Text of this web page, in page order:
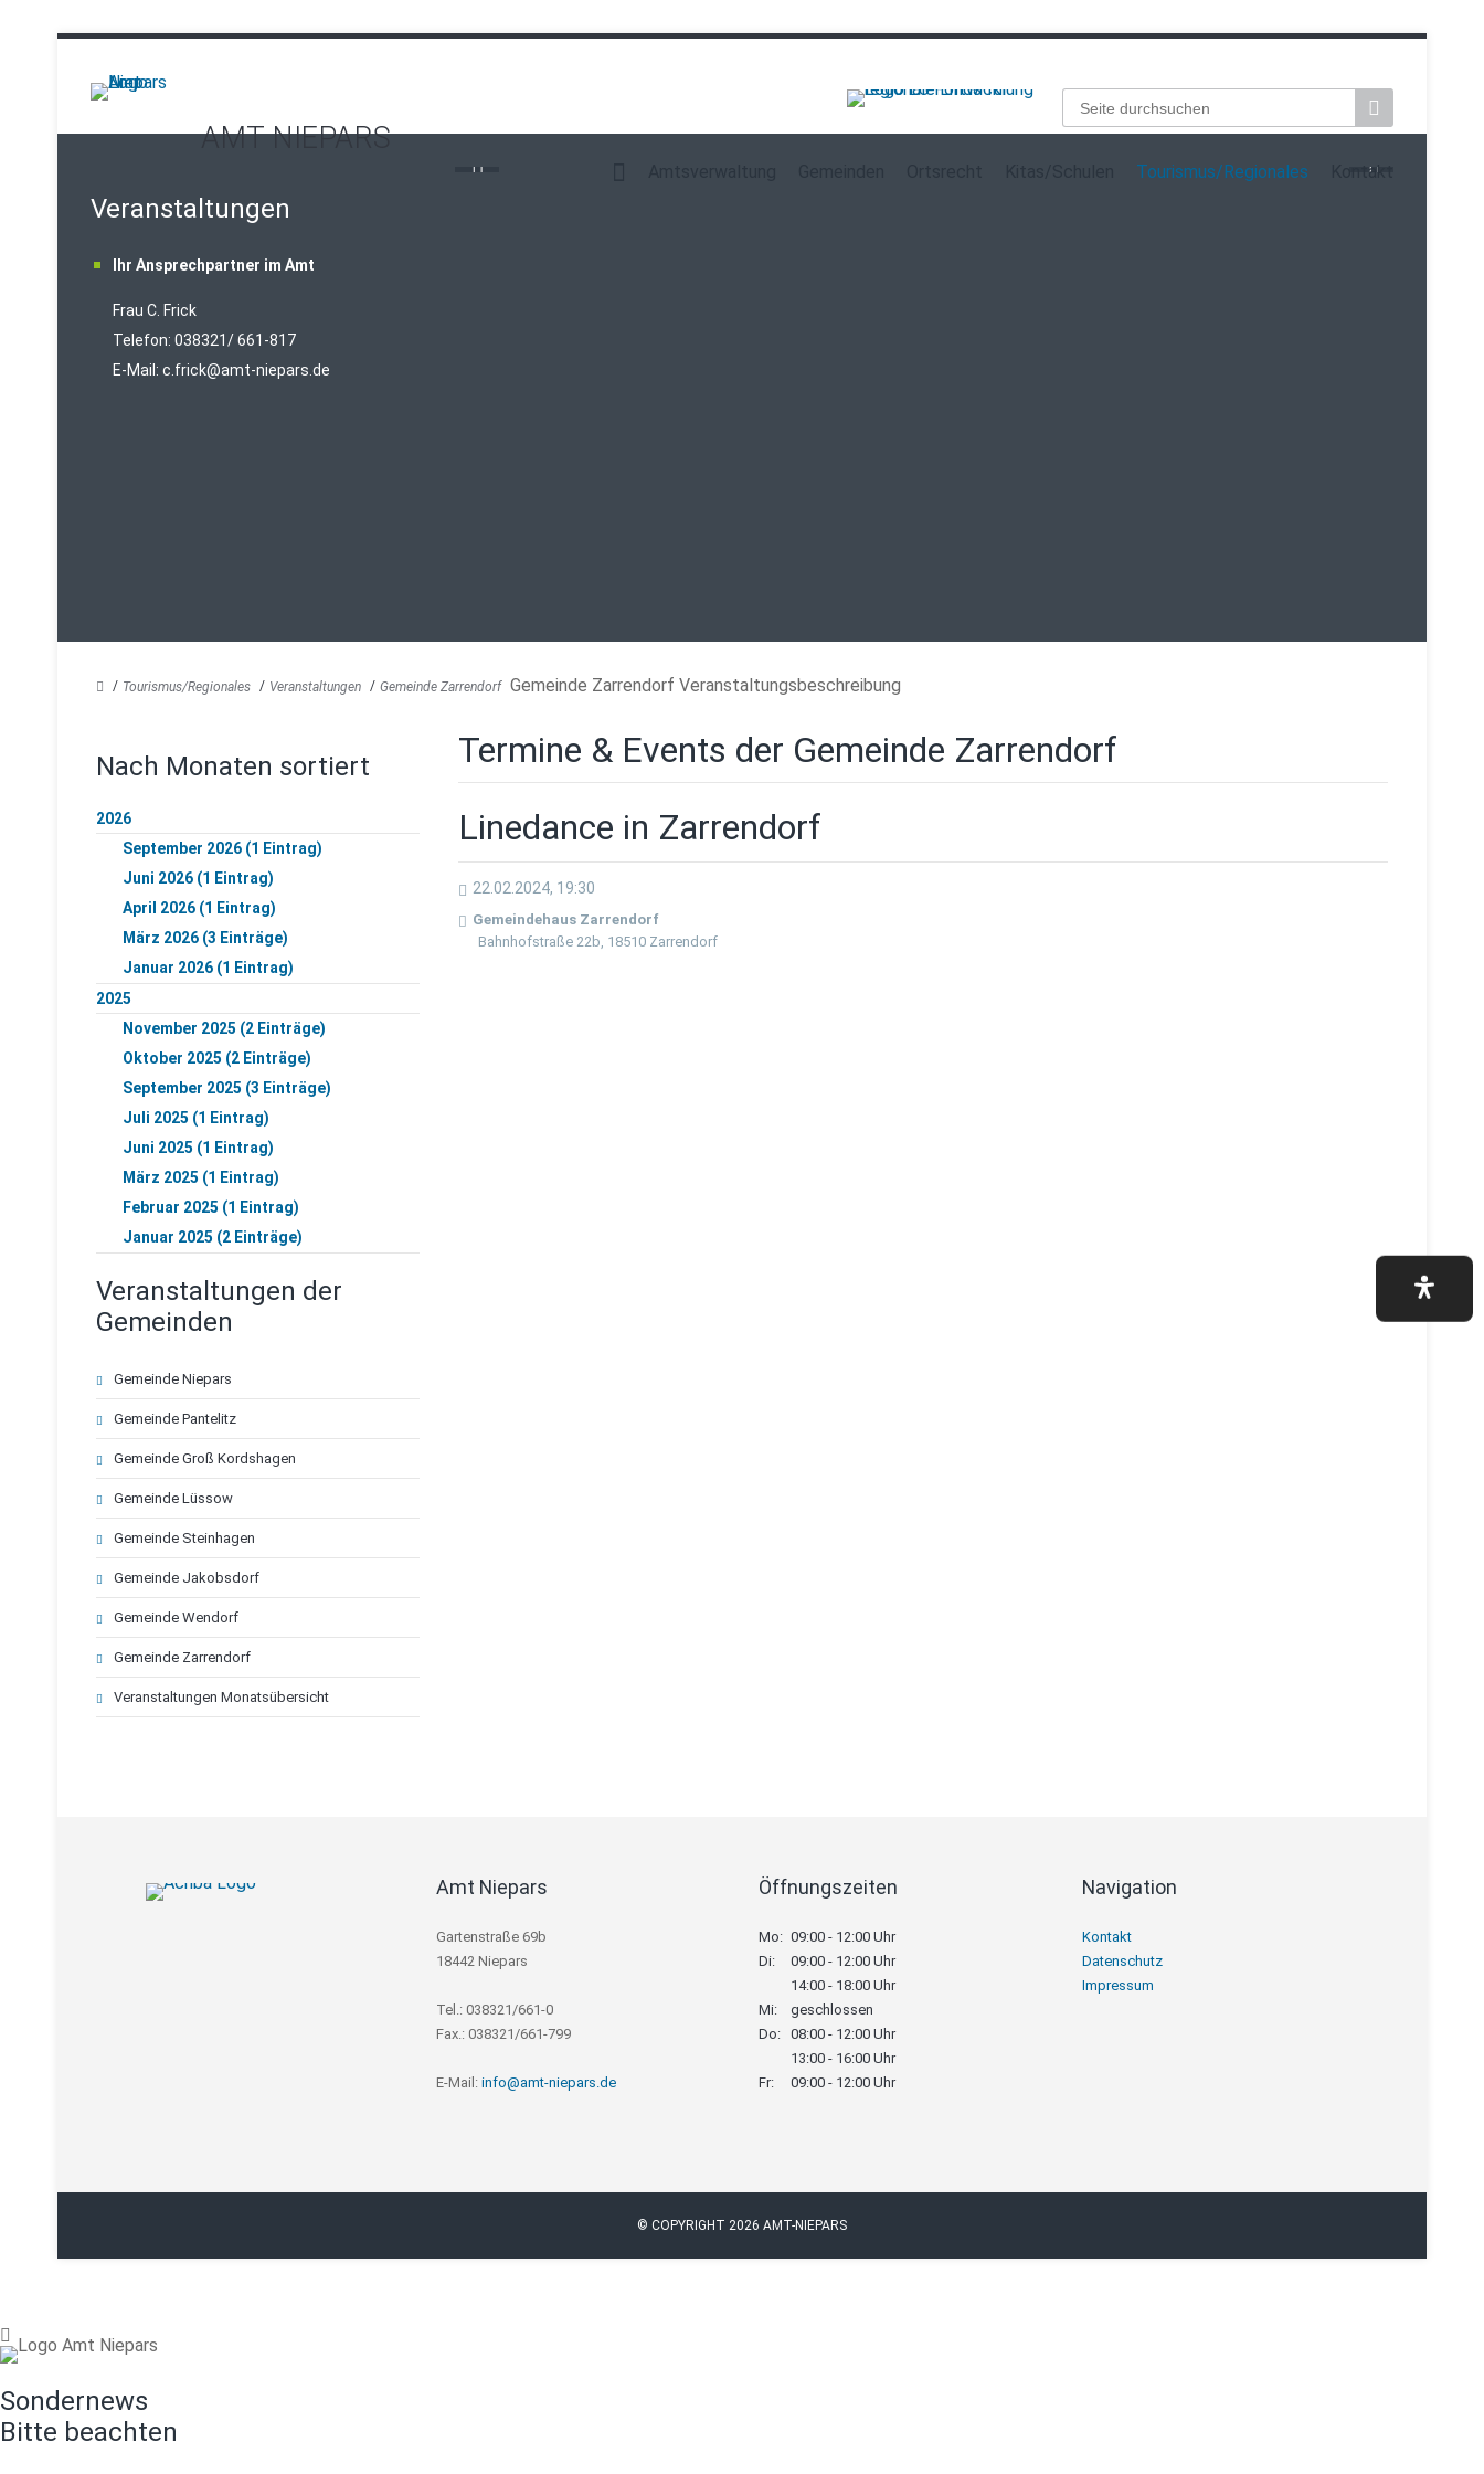
AMT NIEPARS
Suchbegriffe
Tourismus/Regionales Kontakt
Veranstaltungen
Ihr Ansprechpartner im Amt
Frau C. Frick
Telefon: 038321/ 661-817
E-Mail: c.frick@amt-niepars.de
Tourismus/Regionales Veranstaltungen Gemeinde Zarrendorf Gemeinde Zarrendorf Veranstaltungsbeschreibung
Termine & Events der Gemeinde Zarrendorf
Linedance in Zarrendorf
22.02.2024, 19:30
Gemeindehaus Zarrendorf
Bahnhofstraße 22b, 18510 Zarrendorf
Nach Monaten sortiert
2026
September 2026 (1 Eintrag)
Juni 2026 (1 Eintrag)
April 2026 (1 Eintrag)
März 2026 (3 Einträge)
Januar 2026 (1 Eintrag)
2025
November 2025 (2 Einträge)
Oktober 2025 (2 Einträge)
September 2025 (3 Einträge)
Juli 2025 (1 Eintrag)
Juni 2025 (1 Eintrag)
März 2025 (1 Eintrag)
Februar 2025 (1 Eintrag)
Januar 2025 (2 Einträge)
Veranstaltungen der
Gemeinden
Navigation
überspringen
Gemeinde Niepars
Gemeinde Pantelitz
Gemeinde Groß Kordshagen
Gemeinde Lüssow
Gemeinde Steinhagen
Gemeinde Jakobsdorf
Gemeinde Wendorf
Gemeinde Zarrendorf
Veranstaltungen Monatsübersicht
Amt Niepars
Gartenstraße 69b
18442 Niepars
Tel.: 038321/661-0
Fax.: 038321/661-799
E-Mail: info@amt-niepars.de
Öffnungszeiten
Mo: 09:00 - 12:00 Uhr
Di:
09:00 - 12:00 Uhr
14:00 - 18:00 Uhr
Mi:
geschlossen
Do: 08:00 - 12:00 Uhr
13:00 - 16:00 Uhr
Fr:
09:00 - 12:00 Uhr
Navigation
Navigation
überspringen
Kontakt
Datenschutz
Impressum
© COPYRIGHT 2026 AMT-NIEPARS
Sondernews
Bitte beachten